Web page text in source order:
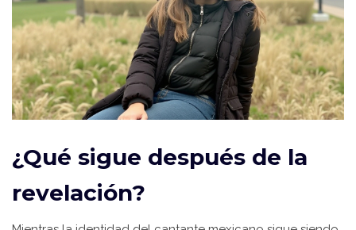
¿Qué sigue después de la
revelación?